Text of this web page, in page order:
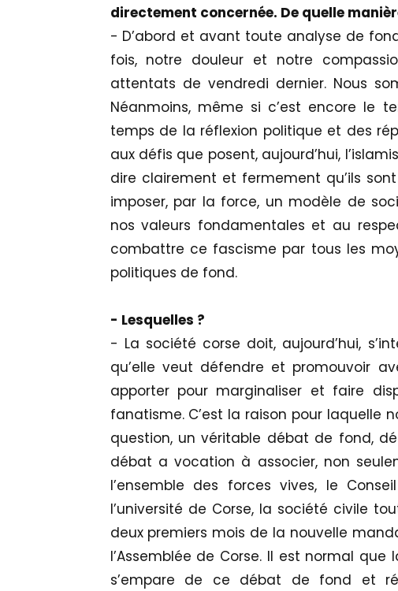
directement concernée. De quelle
- D’abord et avant toute analyse de
fois, notre douleur et notre
attentats de vendredi dernier. Nous
Néanmoins, même si c’est encore le
temps de la réflexion politique et des
aux défis que posent, aujourd’hui,
dire clairement et fermement qu’ils
imposer, par la force, un modèle de
nos valeurs fondamentales et au
combattre ce fascisme par tous les
politiques de fond.
- Lesquelles ?
- La société corse doit, aujourd’hui,
qu’elle veut défendre et promouvoir
apporter pour marginaliser et faire
fanatisme. C’est la raison pour laquelle
question, un véritable débat de fond,
débat a vocation à associer, non
l’ensemble des forces vives, le
l’université de Corse, la société civile
deux premiers mois de la nouvelle
l’Assemblée de Corse. Il est normal
s’empare de ce débat de fond et